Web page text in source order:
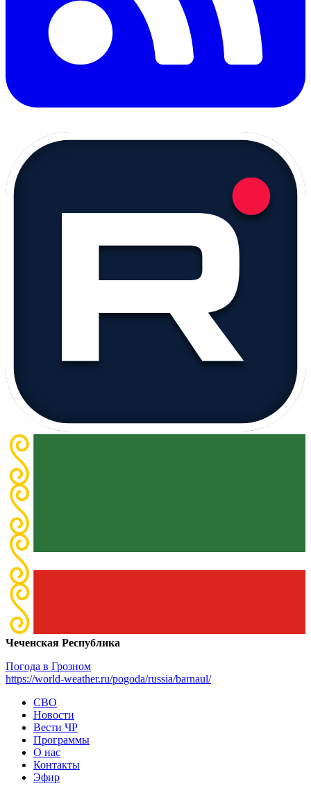
Чеченская Республика
Погода в Грозном
https://world-weather.ru/pogoda/russia/barnaul/
СВО
Новости
Вести ЧР
Программы
О нас
Контакты
Эфир